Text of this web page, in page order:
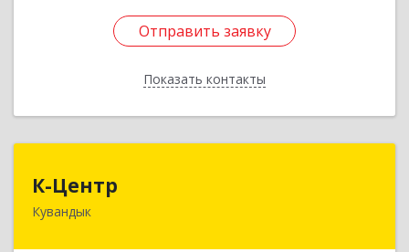
Отправить заявку
Показать контакты
Отправить заявку
Назад
К-Центр
Кувандык
462243, Оренбургская обл, Кувандыкский р-н,